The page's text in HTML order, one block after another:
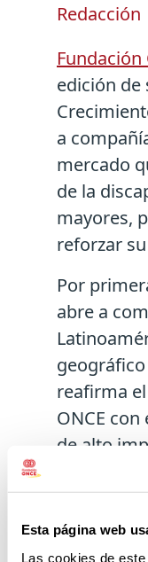
Esta página web
Las cookies de
Redacción
Fundación
edición de
a
mercado
de la
mayores,
reforzar
Por
abre a
reafirma
ONCE
de alto
más en